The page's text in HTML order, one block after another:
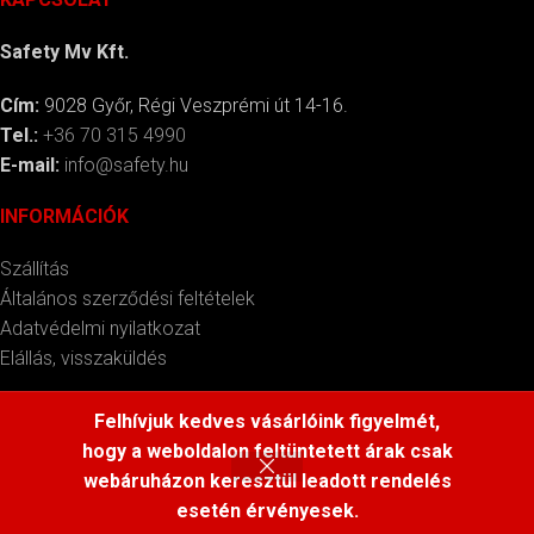
Felhívjuk kedves vásárlóink figyelmét,
hogy a weboldalon feltüntetett árak csak
webáruházon keresztül leadott rendelés
esetén érvényesek.
Safety Mv Kft.
Cím: 9028 Győr, Régi Veszprémi út 14-16.
Tel.: +36 70 315 4990
E-mail: info@safety.hu
INFORMÁCIÓK
Szállítás
Általános szerződési feltételek
Adatvédelmi nyilatkozat
Elállás, visszaküldés
Az oldalon található árak csak a webáruházban leadott
rendelésekre érvényesek.